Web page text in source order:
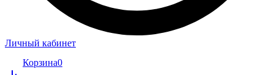
Личный кабинет
Корзина0